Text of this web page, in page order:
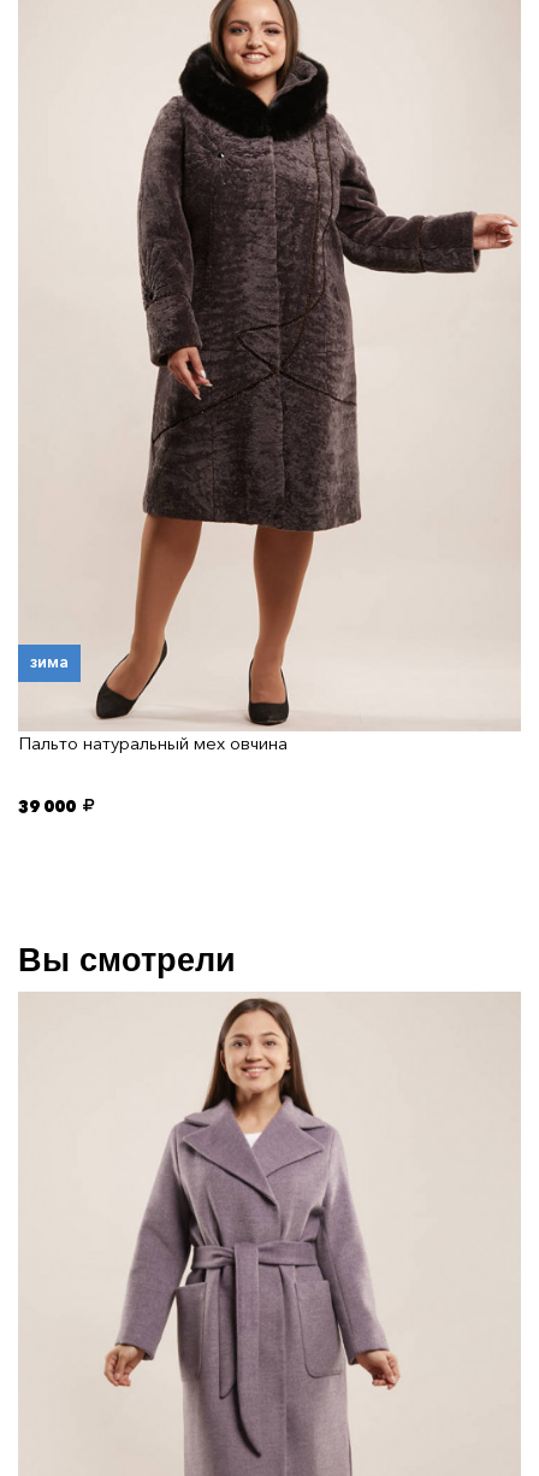
зима
Пальто натуральный мех овчина
39 000
Вы смотрели